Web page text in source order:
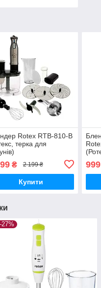
Rotex RTB-810-B
терка для
₴ 2 199 ₴
Купити
999